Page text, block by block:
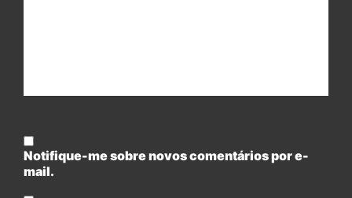
Notifique-me sobre novos comentários por e-
mail.